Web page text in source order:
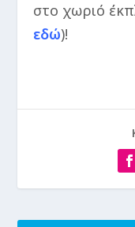
στο χωριό
εδώ)!